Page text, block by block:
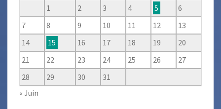
1
2 3 4 5
6
7
8 9 10 11 12
13
14
15 16 17 18 19
20
21
22 23 24 25 26
27
28
29 30
31
« Juin